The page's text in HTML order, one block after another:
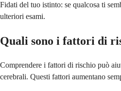
Fidati del tuo istinto: se qualcosa ti
ulteriori esami.
Quali sono i fattori di
Comprendere i fattori di rischio può
cerebrali. Questi fattori aumentano